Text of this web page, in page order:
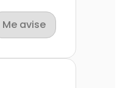
Me avise